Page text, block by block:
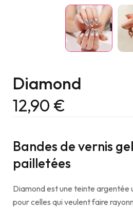
Diamond
12,90 €
Bandes de vernis
pailletées
Diamond est une teinte argentée
pour celles qui veulent faire